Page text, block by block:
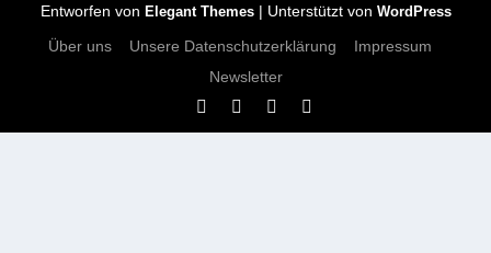
Entworfen von Elegant Themes| Unterstützt von WordPress
Über uns Unsere Datenschutzerklärung
Impressum
Newsletter